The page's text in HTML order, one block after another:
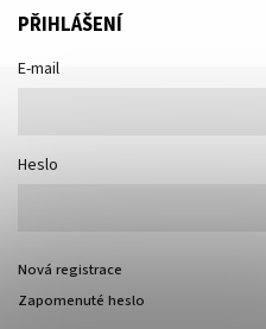
PŘIHLÁŠENÍ
E-mail
Heslo
Nová registrace
Zapomenuté heslo